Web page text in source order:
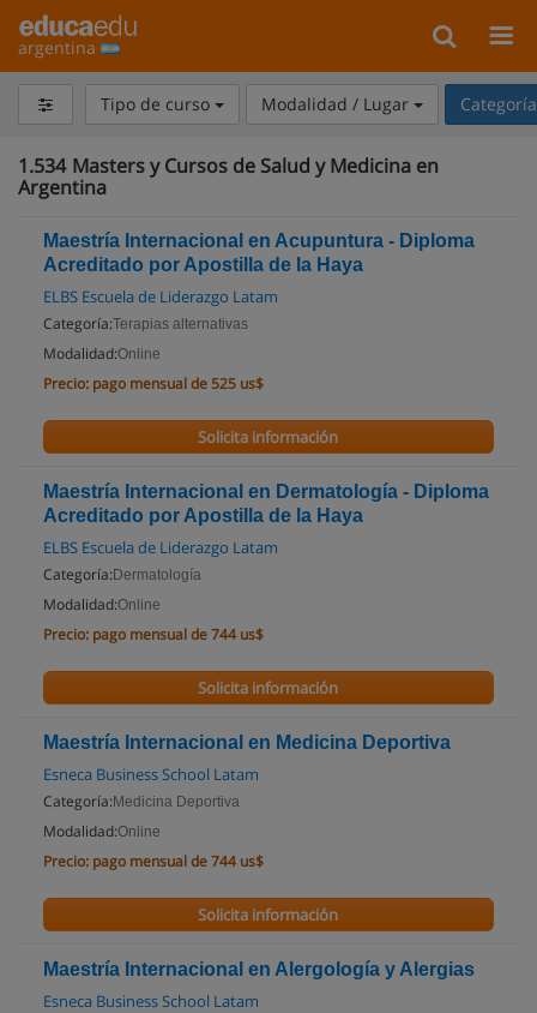
argentina
Tipo de curso Modalidad / Lugar
1.534 Masters y Cursos de Salud y Medicina en
Argentina
Maestría Internacional en Acupuntura - Diploma
Acreditado por Apostilla de la Haya
ELBS Escuela de Liderazgo Latam
Categoría:Terapias alternativas
Modalidad:Online
Precio: pago mensual de 525 us$
Solicita información
Maestría Internacional en Dermatología - Diploma
Acreditado por Apostilla de la Haya
ELBS Escuela de Liderazgo Latam
Categoría: Dermatología
Modalidad:Online
Precio: pago mensual de 744 us$
Solicita información
Maestría Internacional en Medicina Deportiva
Esneca Business School Latam
Categoría: Medicina Deportiva
Modalidad:Online
Precio: pago mensual de 744 us$
Solicita información
Maestría Internacional en Alergología y Alergias
Esneca Business School Latam